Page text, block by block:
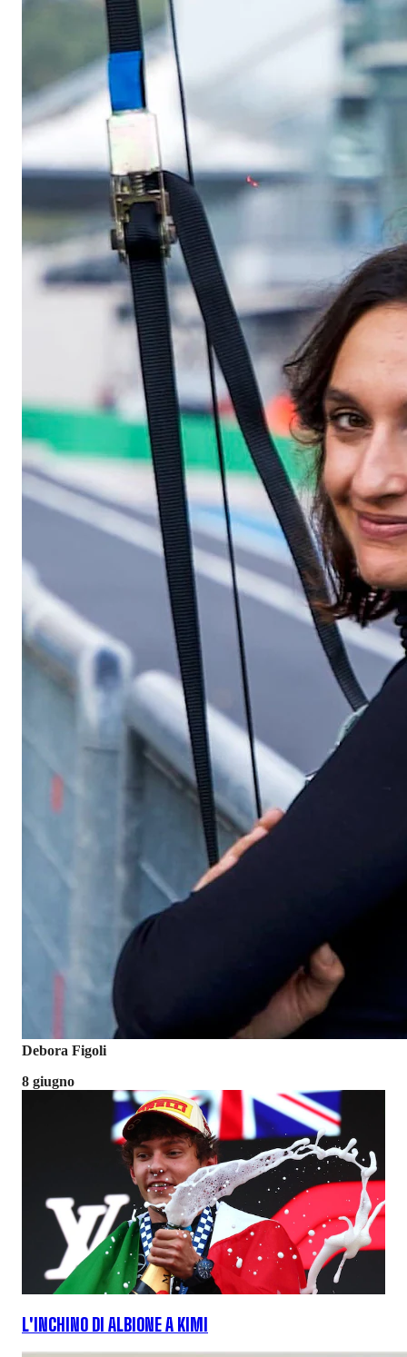
Debora Figoli
8 giugno
L'INCHINO DI ALBIONE A KIMI